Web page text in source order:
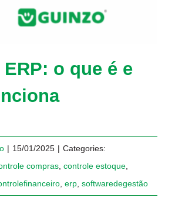
o que é e
| 15/01/2025 | Categories:
compras controle estoque
erp softwaredegestão